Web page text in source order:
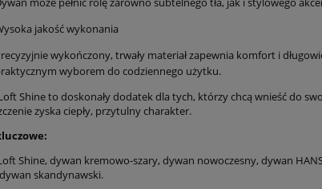
jakość wykonania
wykończony, trwały materiał zapewnia komfort i
wyborem do codziennego użytku.
Shine to doskonały dodatek dla tych, którzy chcą wnieść do
zyska ciepły, przytulny charakter.
Shine, dywan kremowo-szary, dywan nowoczesny, dywan
skandynawski.